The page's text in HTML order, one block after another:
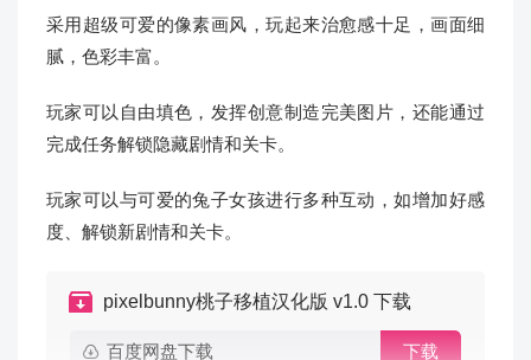
采用超级可爱的像素画风，玩起来治愈感十足，画面细
腻，色彩丰富。
玩家可以自由填色，发挥创意制造完美图片，还能通过
完成任务解锁隐藏剧情和关卡。
玩家可以与可爱的兔子女孩进行多种互动，如增加好感
度、解锁新剧情和关卡。
pixelbunny桃子移植汉化版 v1.0 下载
百度网盘下载 下载